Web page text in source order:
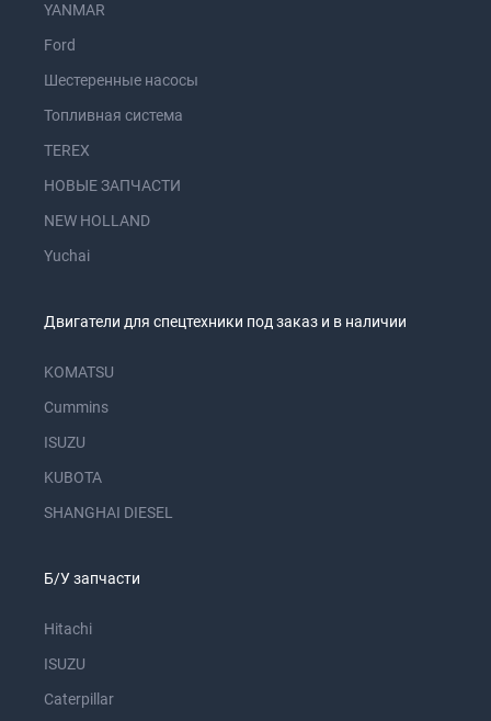
YANMAR
Ford
Шестеренные насосы
Топливная система
TEREX
НОВЫЕ ЗАПЧАСТИ
NEW HOLLAND
Yuchai
Двигатели для спецтехники под заказ и в наличии
KOMATSU
Cummins
ISUZU
KUBOTA
SHANGHAI DIESEL
Б/У запчасти
Hitachi
ISUZU
Caterpillar